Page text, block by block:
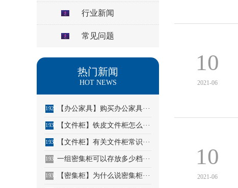
行业新闻
常见问题
热门新闻
HOT NEWS
1929 【办公家具】购买办公家具···
1930 【文件柜】铁皮文件柜怎么···
1931 【文件柜】有关文件柜常识···
1932 一组密集柜可以存放多少档···
1933 【密集柜】为什么说密集柜···
10
2021-06
10
2021-06